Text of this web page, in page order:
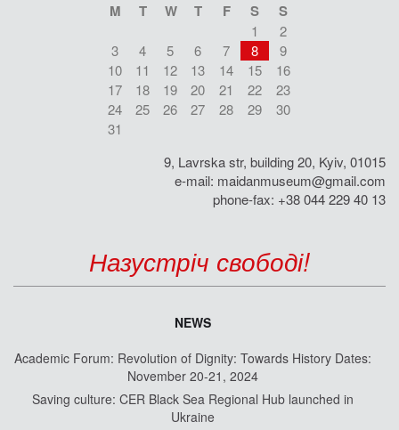
M T W T F S S
1
2
3
4 5 6 7 8
9
10
11 12 13 14 15
16
17
18 19 20 21 22
23
24
25 26 27 28 29
30
31
9, Lavrska str, building 20, Kyiv, 01015
e-mail: maidanmuseum@gmail.com
phone-fax: +38 044 229 40 13
Назустріч свободі!
NEWS
Academic Forum: Revolution of Dignity: Towards History Dates:
November 20-21, 2024
Saving culture: CER Black Sea Regional Hub launched in
Ukraine